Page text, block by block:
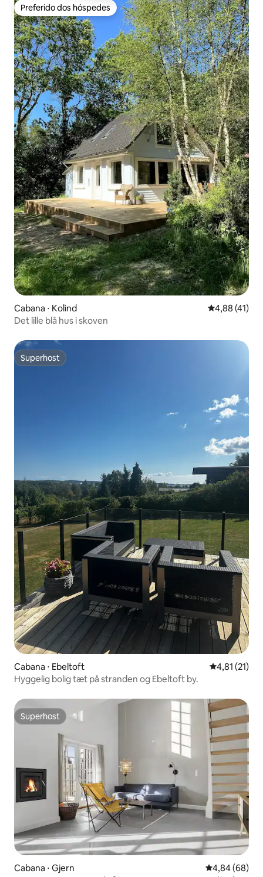
Preferido dos hóspedes
Preferido dos hóspedes
Cabana ⋅ Kolind 4,88 de uma
4,88 (41)
Det lille blå hus i skoven
Superhost
Superhost
Cabana ⋅ Ebeltoft 4,81 de uma
4,81 (21)
Hyggelig bolig tæt på stranden og Ebeltoft by.
Superhost
Superhost
Cabana ⋅ Gjern 4,84 de uma
4,84 (68)